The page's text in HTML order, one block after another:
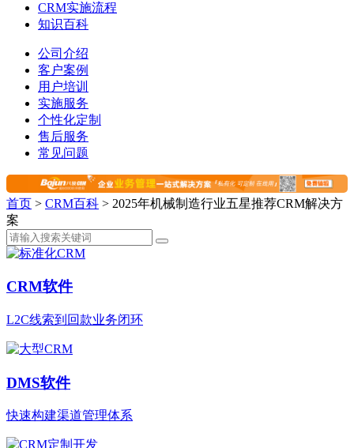
CRM实施流程
知识百科
公司介绍
客户案例
用户培训
实施服务
个性化定制
售后服务
常见问题
首页 > CRM百科 > 2025年机械制造行业五星推荐CRM解决方
案
CRM软件
L2C线索到回款业务闭环
DMS软件
快速构建渠道管理体系